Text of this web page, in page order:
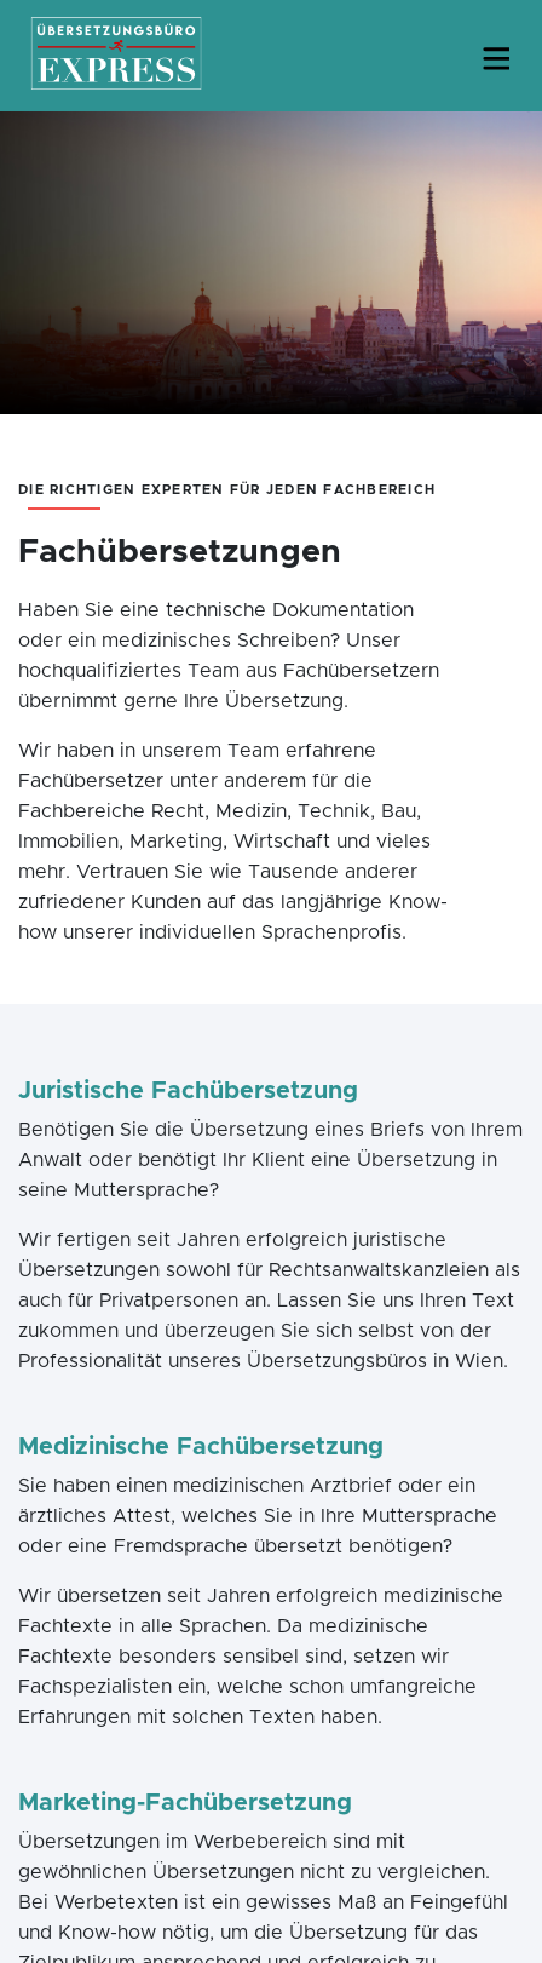
DIE RICHTIGEN EXPERTEN FÜR JEDEN FACHBEREICH
Fachübersetzungen
Haben Sie eine technische Dokumentation
oder ein medizinisches Schreiben? Unser
hochqualifiziertes Team aus Fachübersetzern
übernimmt gerne Ihre Übersetzung.
Wir haben in unserem Team erfahrene
Fachübersetzer unter anderem für die
Fachbereiche Recht, Medizin, Technik, Bau,
Immobilien, Marketing, Wirtschaft und vieles
mehr. Vertrauen Sie wie Tausende anderer
zufriedener Kunden auf das langjährige Know-
how unserer individuellen Sprachenprofis.
Juristische Fachübersetzung
Benötigen Sie die Übersetzung eines Briefs von Ihrem
Anwalt oder benötigt Ihr Klient eine Übersetzung in
seine Muttersprache?
Wir fertigen seit Jahren erfolgreich juristische
Übersetzungen sowohl für Rechtsanwaltskanzleien als
auch für Privatpersonen an. Lassen Sie uns Ihren Text
zukommen und überzeugen Sie sich selbst von der
Professionalität unseres Übersetzungsbüros in Wien.
Medizinische Fachübersetzung
Sie haben einen medizinischen Arztbrief oder ein
ärztliches Attest, welches Sie in Ihre Muttersprache
oder eine Fremdsprache übersetzt benötigen?
Wir übersetzen seit Jahren erfolgreich medizinische
Fachtexte in alle Sprachen. Da medizinische
Fachtexte besonders sensibel sind, setzen wir
Fachspezialisten ein, welche schon umfangreiche
Erfahrungen mit solchen Texten haben.
Marketing-Fachübersetzung
Übersetzungen im Werbebereich sind mit
gewöhnlichen Übersetzungen nicht zu vergleichen.
Bei Werbetexten ist ein gewisses Maß an Feingefühl
und Know-how nötig, um die Übersetzung für das